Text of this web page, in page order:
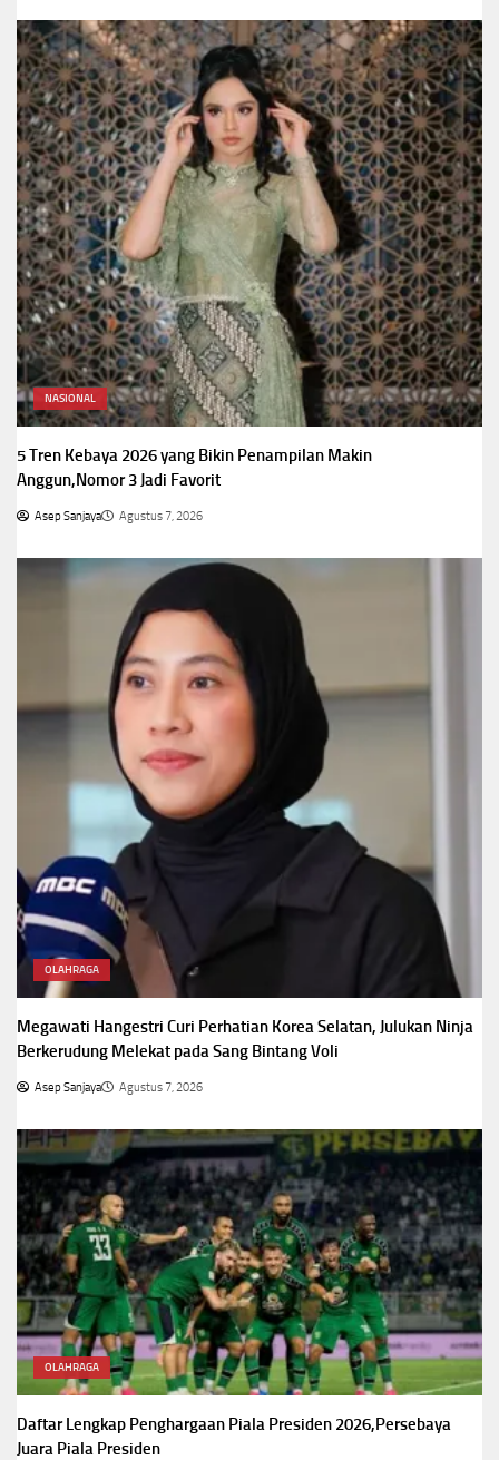
NASIONAL
5 Tren Kebaya 2026 yang Bikin Penampilan Makin
Anggun,Nomor 3 Jadi Favorit
Asep Sanjaya Agustus 7, 2026
OLAHRAGA
Megawati Hangestri Curi Perhatian Korea Selatan, Julukan Ninja
Berkerudung Melekat pada Sang Bintang Voli
Asep Sanjaya Agustus 7, 2026
OLAHRAGA
Daftar Lengkap Penghargaan Piala Presiden 2026,Persebaya
Juara Piala Presiden